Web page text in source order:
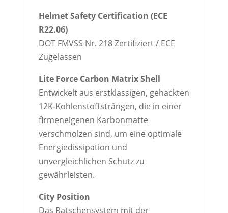
Helmet Safety Certification (ECE
R22.06)
DOT FMVSS Nr. 218 Zertifiziert / ECE
Zugelassen
Lite Force Carbon Matrix Shell
Entwickelt aus erstklassigen, gehackten
12K-Kohlenstoffsträngen, die in einer
firmeneigenen Karbonmatte
verschmolzen sind, um eine optimale
Energiedissipation und
unvergleichlichen Schutz zu
gewährleisten.
City Position
Das Ratschensystem mit der